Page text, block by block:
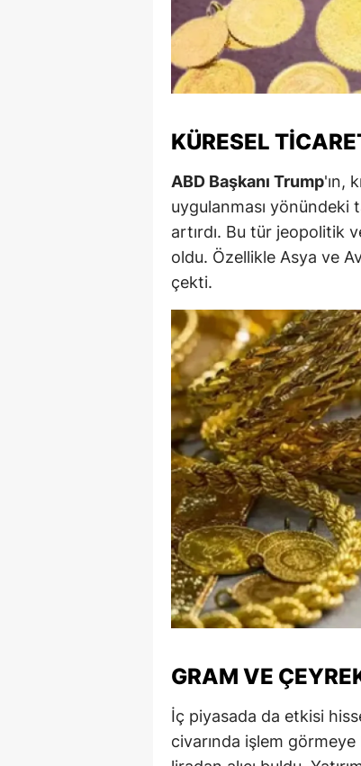
KÜRESEL
ABD Başkanı Trump'ın,
uygulanması yönündeki
artırdı. Bu tür jeopolitik
oldu. Özellikle Asya ve
çekti.
GRAM VE
İç piyasada da etkisi
civarında işlem görmeye